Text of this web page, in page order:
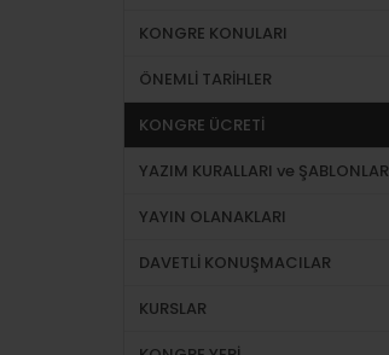
KONGRE KONULARI
ÖNEMLİ TARİHLER
KONGRE ÜCRETİ
YAZIM KURALLARI ve ŞABLONLAR
YAYIN OLANAKLARI
DAVETLİ KONUŞMACILAR
KURSLAR